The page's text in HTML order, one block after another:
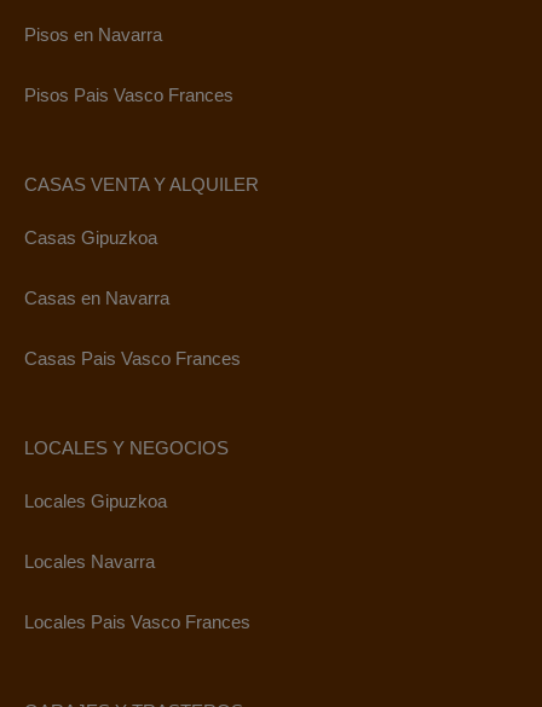
Pisos en Navarra
Pisos Pais Vasco Frances
CASAS VENTA Y ALQUILER
Casas Gipuzkoa
Casas en Navarra
Casas Pais Vasco Frances
LOCALES Y NEGOCIOS
Locales Gipuzkoa
Locales Navarra
Locales Pais Vasco Frances